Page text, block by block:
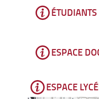
ESPACE
ESPACE